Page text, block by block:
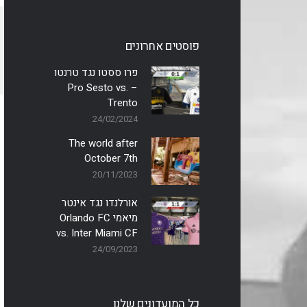
פוסטים אחרונים
פרו ססטו נגד טרנטו
– Pro Sesto vs.
Trento
24/02/2024
The world after
October 7th
20/11/2023
אורלנדו נגד אינטר
מיאמי Orlando FC
vs. Inter Miami CF
24/09/2023